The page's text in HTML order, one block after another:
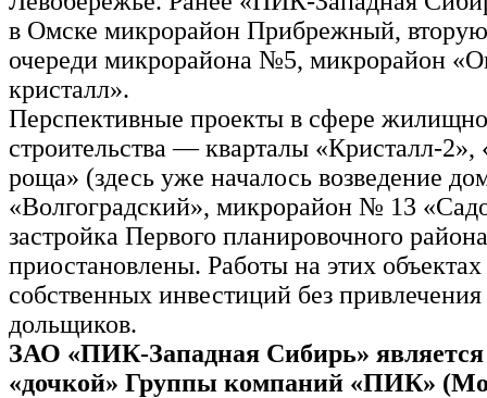
в Омске микрорайон Прибрежный,
очереди микрорайона №5, микрорайон
кристалл».
Перспективные проекты в сфере
строительства — кварталы «Кристалл-2»,
роща» (здесь уже началось возведение
«Волгоградский», микрорайон № 13
застройка Первого планировочного
приостановлены. Работы на этих объектах
собственных инвестиций без привлечения
дольщиков.
ЗАО «ПИК-Западная Сибирь»
«дочкой» Группы компаний «ПИК»